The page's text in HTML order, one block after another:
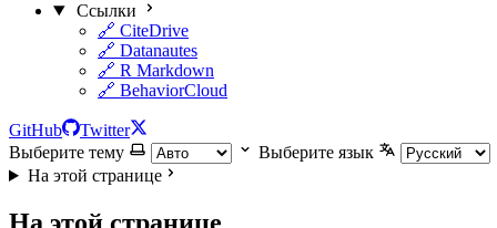
Ссылки
🔗 CiteDrive
🔗 Datanautes
🔗 R Markdown
🔗 BehaviorCloud
GitHub
Twitter
Выберите тему
Выберите язык
На этой странице